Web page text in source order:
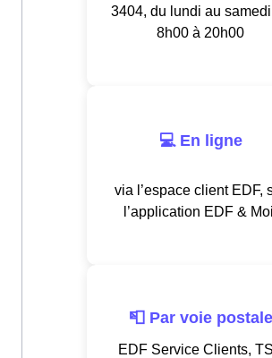
3404, du lundi au
8h00 à 20h00
💻 En ligne
via l’espace client EDF,
l’application EDF &
📮 Par voie postale
EDF Service Clients,